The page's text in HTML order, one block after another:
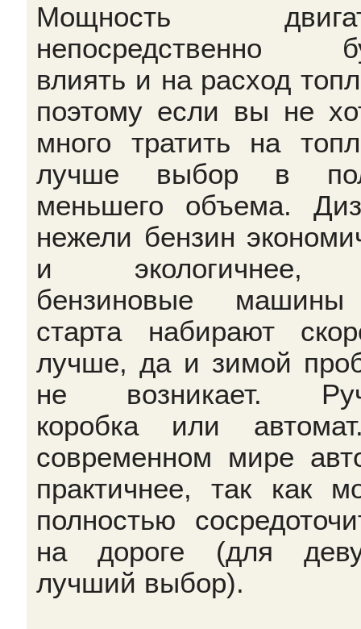
Мощность
непосредственно
влиять и на расход
поэтому если вы не
много тратить на
лучше выбор в
меньшего объема.
нежели бензин
и
бензиновые
старта набирают
лучше, да и зимой
не возникает.
коробка или
современном мире
практичнее, так как
полностью
на дороге (для
лучший выбор).